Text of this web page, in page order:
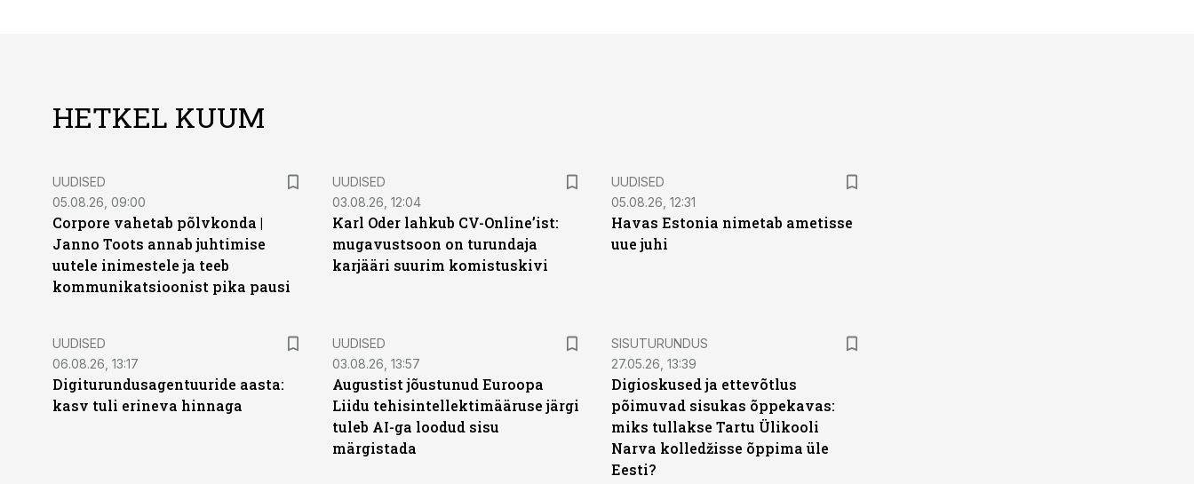
HETKEL KUUM
UUDISED
05.08.26, 09:00
Corpore vahetab põlvkonda |
Janno Toots annab juhtimise
uutele inimestele ja teeb
kommunikatsioonist pika pausi
UUDISED
03.08.26, 12:04
Karl Oder lahkub CV-Online’ist:
mugavustsoon on turundaja
karjääri suurim komistuskivi
UUDISED
05.08.26, 12:31
Havas Estonia nimetab ametisse
uue juhi
UUDISED
06.08.26, 13:17
Digiturundusagentuuride aasta:
kasv tuli erineva hinnaga
UUDISED
03.08.26, 13:57
Augustist jõustunud Euroopa
Liidu tehisintellektimääruse järgi
tuleb AI-ga loodud sisu
märgistada
ST
SISUTURUNDUS
27.05.26, 13:39
Digioskused ja ettevõtlus
põimuvad sisukas õppekavas:
miks tullakse Tartu Ülikooli
Narva kolledžisse õppima üle
Eesti?